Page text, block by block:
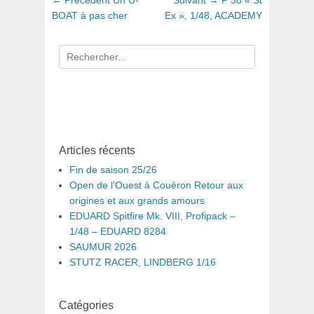
de
précédent
BOAT à pas cher
suivant
Ex », 1/48, ACADEMY
Recherche
pour
Articles récents
Fin de saison 25/26
Open de l’Ouest à Couëron Retour aux
origines et aux grands amours
EDUARD Spitfire Mk. VIII, Profipack –
1/48 – EDUARD 8284
SAUMUR 2026
STUTZ RACER, LINDBERG 1/16
Catégories